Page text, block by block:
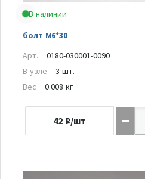
В наличии
болт M6*30
Арт.
0180-030001-0090
В узле
3 шт.
Вес
0.008 кг
42 ₽/шт